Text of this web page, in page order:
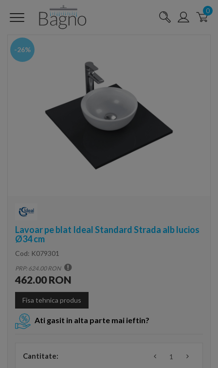
0
-26%
Lavoar pe blat Ideal Standard Strada alb lucios
Ø34 cm
Cod: K079301
PRP: 624.00 RON
462.00 RON
Fisa tehnica produs
Ati gasit in alta parte mai ieftin?
Cantitate: